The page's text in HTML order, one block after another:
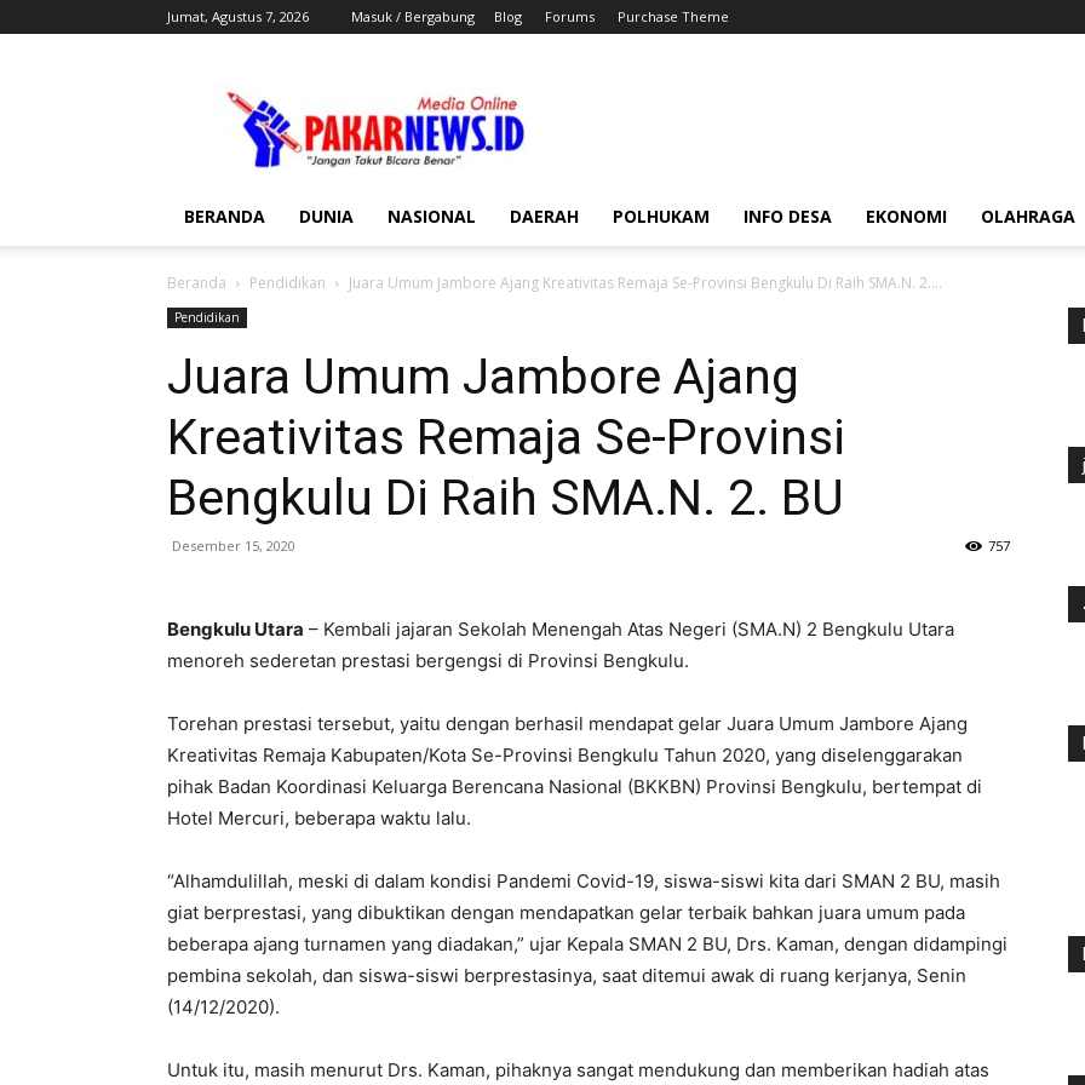
Jumat, Agustus 7, 2026 Masuk / Bergabung Blog Forums Purchase Theme
BERANDA DUNIA NASIONAL DAERAH POLHUKAM INFO DESA EKONOMI OLAHRAGA
Beranda Pendidikan Juara Umum Jambore Ajang Kreativitas Remaja Se-Provinsi Bengkulu Di Raih SMA.N. 2....
Pendidikan
Juara Umum Jambore Ajang
Kreativitas Remaja Se-Provinsi
Bengkulu Di Raih SMA.N. 2. BU
Desember 15, 2020 757
Bengkulu Utara – Kembali jajaran Sekolah Menengah Atas Negeri (SMA.N) 2 Bengkulu Utara
menoreh sederetan prestasi bergengsi di Provinsi Bengkulu.
Torehan prestasi tersebut, yaitu dengan berhasil mendapat gelar Juara Umum Jambore Ajang
Kreativitas Remaja Kabupaten/Kota Se-Provinsi Bengkulu Tahun 2020, yang diselenggarakan
pihak Badan Koordinasi Keluarga Berencana Nasional (BKKBN) Provinsi Bengkulu, bertempat di
Hotel Mercuri, beberapa waktu lalu.
“Alhamdulillah, meski di dalam kondisi Pandemi Covid-19, siswa-siswi kita dari SMAN 2 BU, masih
giat berprestasi, yang dibuktikan dengan mendapatkan gelar terbaik bahkan juara umum pada
beberapa ajang turnamen yang diadakan,” ujar Kepala SMAN 2 BU, Drs. Kaman, dengan didampingi
pembina sekolah, dan siswa-siswi berprestasinya, saat ditemui awak di ruang kerjanya, Senin
(14/12/2020).
Untuk itu, masih menurut Drs. Kaman, pihaknya sangat mendukung dan memberikan hadiah atas